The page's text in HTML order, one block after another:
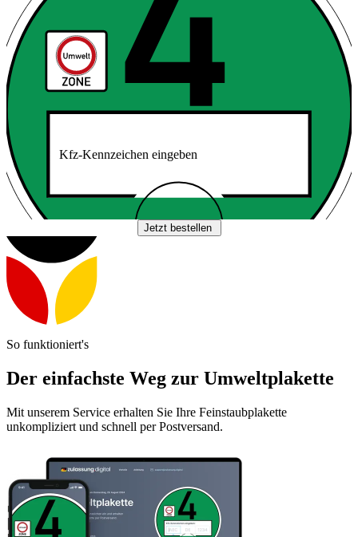
Kfz-Kennzeichen eingeben
Jetzt bestellen
So funktioniert's
Der einfachste Weg zur Umweltplakette
Mit unserem Service erhalten Sie Ihre Feinstaubplakette
unkompliziert und schnell per Postversand.